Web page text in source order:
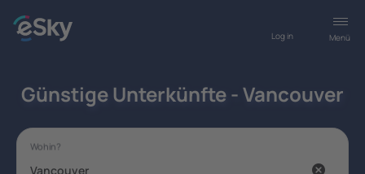
Menü
Log in
Günstige Unterkünfte - Vancouver